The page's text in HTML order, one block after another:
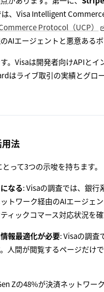
は、Visa Intelligent
Protocol（UCP）
AIエージェントと悪意ある
。Visaは開発者向けAPIと
はライブ取引の実績とグロ
法
って3つの示唆を持ちます。
なる: Visaの調査では、銀
トワーク経由のAIエージェ
ィックコマース対応状況を
報最適化が必要: Visaの調査
人間が閲覧するページだけ
Zの48%が決済ネットワー